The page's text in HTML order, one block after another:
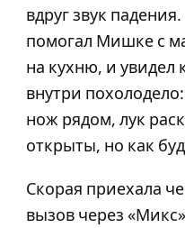
вдруг звук
помогал Мишке с
на кухню, и увидел
внутри
нож рядом, лук
открыты, но как
Скорая приехала
вызов через